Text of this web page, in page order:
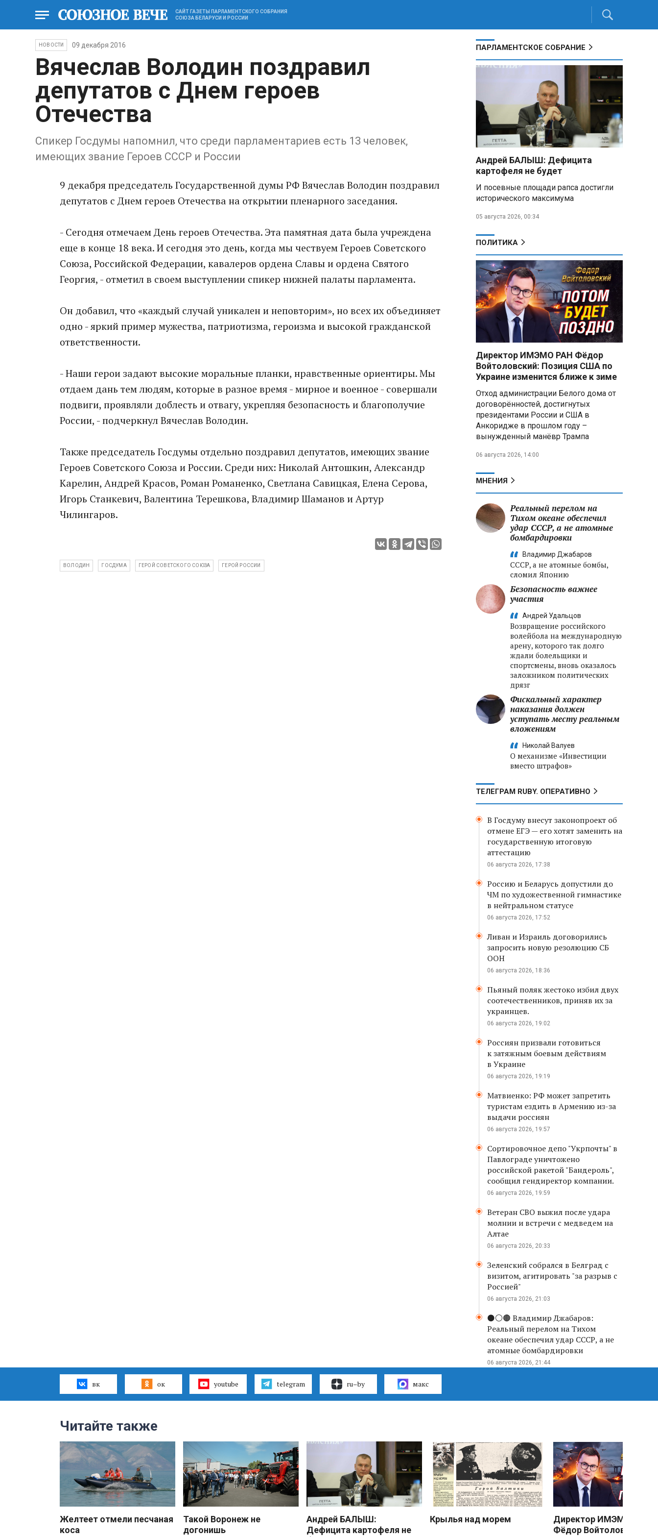
САЙТ ГАЗЕТЫ ПАРЛАМЕНТСКОГО СОБРАНИЯ
СОЮЗА БЕЛАРУСИ И РОССИИ
НОВОСТИ 09 декабря 2016
Вячеслав Володин поздравил
депутатов с Днем героев
Отечества
Спикер Госдумы напомнил, что среди парламентариев есть 13 человек,
имеющих звание Героев СССР и России
9 декабря председатель Государственной думы РФ Вячеслав Володин поздравил
депутатов с Днем героев Отечества на открытии пленарного заседания.
- Сегодня отмечаем День героев Отечества. Эта памятная дата была учреждена
еще в конце 18 века. И сегодня это день, когда мы чествуем Героев Советского
Союза, Российской Федерации, кавалеров ордена Славы и ордена Святого
Георгия, - отметил в своем выступлении спикер нижней палаты парламента.
Он добавил, что «каждый случай уникален и неповторим», но всех их объединяет
одно - яркий пример мужества, патриотизма, героизма и высокой гражданской
ответственности.
- Наши герои задают высокие моральные планки, нравственные ориентиры. Мы
отдаем дань тем людям, которые в разное время - мирное и военное - совершали
подвиги, проявляли доблесть и отвагу, укрепляя безопасность и благополучие
России, - подчеркнул Вячеслав Володин.
Также председатель Госдумы отдельно поздравил депутатов, имеющих звание
Героев Советского Союза и России. Среди них: Николай Антошкин, Александр
Карелин, Андрей Красов, Роман Романенко, Светлана Савицкая, Елена Серова,
Игорь Станкевич, Валентина Терешкова, Владимир Шаманов и Артур
Чилингаров.
ВОЛОДИН ГОСДУМА ГЕРОЙ СОВЕТСКОГО СОЮЗА ГЕРОЙ РОССИИ
ПАРЛАМЕНТСКОЕ СОБРАНИЕ
Андрей БАЛЫШ: Дефицита
картофеля не будет
И посевные площади рапса достигли
исторического максимума
05 августа 2026, 00:34
ПОЛИТИКА
Директор ИМЭМО РАН Фёдор
Войтоловский: Позиция США по
Украине изменится ближе к зиме
Отход администрации Белого дома от
договорённостей, достигнутых
президентами России и США в
Анкоридже в прошлом году –
вынужденный манёвр Трампа
06 августа 2026, 14:00
МНЕНИЯ
Реальный перелом на
Тихом океане обеспечил
удар СССР, а не атомные
бомбардировки
Владимир Джабаров
СССР, а не атомные бомбы,
сломил Японию
Безопасность важнее
участия
Андрей Удальцов
Возвращение российского
волейбола на международную
арену, которого так долго
ждали болельщики и
спортсмены, вновь оказалось
заложником политических
дрязг
Фискальный характер
наказания должен
уступать месту реальным
вложениям
Николай Валуев
О механизме «Инвестиции
вместо штрафов»
ТЕЛЕГРАМ RUBY. ОПЕРАТИВНО
В Госдуму внесут законопроект об
отмене ЕГЭ — его хотят заменить на
государственную итоговую
аттестацию
06 августа 2026, 17:38
Россию и Беларусь допустили до
ЧМ по художественной гимнастике
в нейтральном статусе
06 августа 2026, 17:52
Ливан и Израиль договорились
запросить новую резолюцию СБ
ООН
06 августа 2026, 18:36
Пьяный поляк жестоко избил двух
соотечественников, приняв их за
украинцев.
06 августа 2026, 19:02
Россиян призвали готовиться
к затяжным боевым действиям
в Украине
06 августа 2026, 19:19
Матвиенко: РФ может запретить
туристам ездить в Армению из-за
выдачи россиян
06 августа 2026, 19:57
Сортировочное депо "Укрпочты" в
Павлограде уничтожено
российской ракетой "Бандероль",
сообщил гендиректор компании.
06 августа 2026, 19:59
Ветеран СВО выжил после удара
молнии и встречи с медведем на
Алтае
06 августа 2026, 20:33
Зеленский собрался в Белград с
визитом, агитировать "за разрыв с
Россией"
06 августа 2026, 21:03
⚫️⚪️🟤 Владимир Джабаров:
Реальный перелом на Тихом
океане обеспечил удар СССР, а не
атомные бомбардировки
06 августа 2026, 21:44
вк ок youtube telegram ru–by макс
Читайте также
Желтеет отмели песчаная
коса
Такой Воронеж не
догонишь
Андрей БАЛЫШ:
Дефицита картофеля не
Крылья над морем
Директор ИМЭМО РАН
Фёдор Войтоловский: